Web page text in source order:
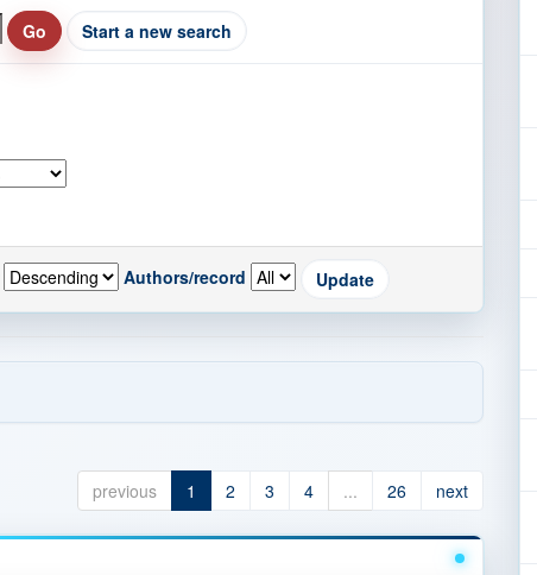
Start a new search
Authors/record
previous 1 2 3 4 ... 26 next